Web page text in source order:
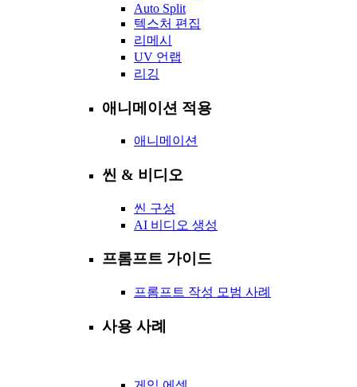
Auto Split
텍스처 편집
리메시
UV 언랩
리깅
애니메이션 적용
애니메이션
씬 & 비디오
씬 구성
AI 비디오 생성
프롬프트 가이드
프롬프트 작성 모범 사례
사용 사례